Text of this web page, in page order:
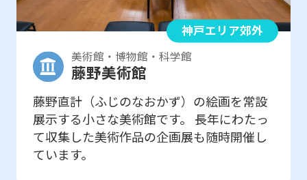
神戸エリア郊外
美術館・博物館・科学館
藤野美術館
藤野直計（ふじのなおかず）の絵画を常設
展示する小さな美術館です。 長年にわたっ
て収集した美術作品の企画展も随時開催し
ています。